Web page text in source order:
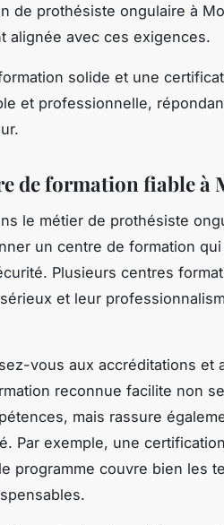
de prothésiste ongulaire à
alignée avec ces exigences.
solide et une
et professionnelle,
de formation fiable à
le métier de prothésiste
un centre de formation
Plusieurs centres
et leur
vous aux accréditations et
reconnue facilite non
mais rassure
Par exemple, une
programme couvre bien les